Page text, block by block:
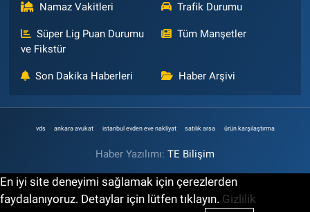
Namaz Vakitleri Trafik Durumu
Süper Lig Puan Durumu
ve Fikstür
Tüm Manşetler
Son Dakika Haberleri Haber Arşivi
vds ankara avukat istanbul evden eve nakliyat satılık arsa ürün karşılaştırma
Haber Yazılımı: TE Bilişim
En iyi site deneyimi sağlamak için çerezlerden
faydalanıyoruz. Detaylar için lütfen tıklayın. Gizlilik